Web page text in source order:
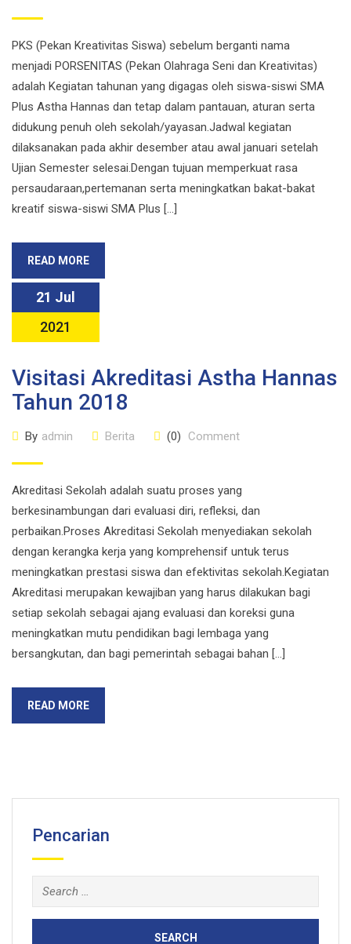
PKS (Pekan Kreativitas Siswa) sebelum berganti nama
menjadi PORSENITAS (Pekan Olahraga Seni dan Kreativitas)
adalah Kegiatan tahunan yang digagas oleh siswa-siswi SMA
Plus Astha Hannas dan tetap dalam pantauan, aturan serta
didukung penuh oleh sekolah/yayasan.Jadwal kegiatan
dilaksanakan pada akhir desember atau awal januari setelah
Ujian Semester selesai.Dengan tujuan memperkuat rasa
persaudaraan,pertemanan serta meningkatkan bakat-bakat
kreatif siswa-siswi SMA Plus […]
READ MORE
21 Jul
2021
Visitasi Akreditasi Astha Hannas
Tahun 2018
By admin Berita (0) Comment
Akreditasi Sekolah adalah suatu proses yang
berkesinambungan dari evaluasi diri, refleksi, dan
perbaikan.Proses Akreditasi Sekolah menyediakan sekolah
dengan kerangka kerja yang komprehensif untuk terus
meningkatkan prestasi siswa dan efektivitas sekolah.Kegiatan
Akreditasi merupakan kewajiban yang harus dilakukan bagi
setiap sekolah sebagai ajang evaluasi dan koreksi guna
meningkatkan mutu pendidikan bagi lembaga yang
bersangkutan, dan bagi pemerintah sebagai bahan […]
READ MORE
Pencarian
Search
for: